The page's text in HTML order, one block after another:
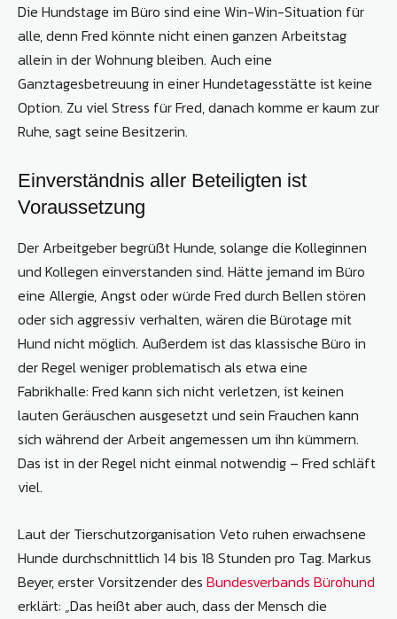
Die Hundstage im Büro sind eine Win-Win-Situation für
alle, denn Fred könnte nicht einen ganzen Arbeitstag
allein in der Wohnung bleiben. Auch eine
Ganztagesbetreuung in einer Hundetagesstätte ist keine
Option. Zu viel Stress für Fred, danach komme er kaum zur
Ruhe, sagt seine Besitzerin.
Einverständnis aller Beteiligten ist
Voraussetzung
Der Arbeitgeber begrüßt Hunde, solange die Kolleginnen
und Kollegen einverstanden sind. Hätte jemand im Büro
eine Allergie, Angst oder würde Fred durch Bellen stören
oder sich aggressiv verhalten, wären die Bürotage mit
Hund nicht möglich. Außerdem ist das klassische Büro in
der Regel weniger problematisch als etwa eine
Fabrikhalle: Fred kann sich nicht verletzen, ist keinen
lauten Geräuschen ausgesetzt und sein Frauchen kann
sich während der Arbeit angemessen um ihn kümmern.
Das ist in der Regel nicht einmal notwendig – Fred schläft
viel.
Laut der Tierschutzorganisation Veto ruhen erwachsene
Hunde durchschnittlich 14 bis 18 Stunden pro Tag. Markus
Beyer, erster Vorsitzender des Bundesverbands Bürohund
erklärt: „Das heißt aber auch, dass der Mensch die